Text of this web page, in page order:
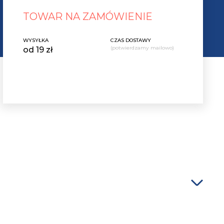
TOWAR NA ZAMÓWIENIE
WYSYŁKA
od 19 zł
CZAS DOSTAWY
(potwierdzamy mailowo)